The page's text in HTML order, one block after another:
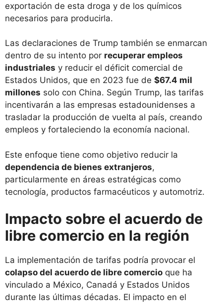
exportación de esta droga y de los químicos
necesarios para producirla.
Las declaraciones de Trump también se enmarcan
dentro de su intento por recuperar empleos
industriales y reducir el déficit comercial de
Estados Unidos, que en 2023 fue de $67.4 mil
millones solo con China. Según Trump, las tarifas
incentivarán a las empresas estadounidenses a
trasladar la producción de vuelta al país, creando
empleos y fortaleciendo la economía nacional.
Este enfoque tiene como objetivo reducir la
dependencia de bienes extranjeros,
particularmente en áreas estratégicas como
tecnología, productos farmacéuticos y automotriz.
Impacto sobre el acuerdo de
libre comercio en la región
La implementación de tarifas podría provocar el
colapso del acuerdo de libre comercio que ha
vinculado a México, Canadá y Estados Unidos
durante las últimas décadas. El impacto en el